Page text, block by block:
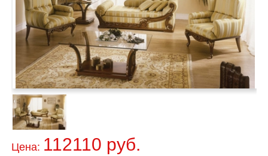
Цена: 112110 руб.